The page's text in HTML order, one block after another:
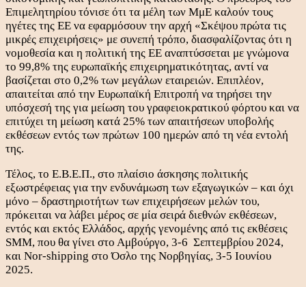
Επιμελητηρίου τόνισε ότι τα μέλη των ΜμΕ καλούν τους
ηγέτες της ΕΕ να εφαρμόσουν την αρχή «Σκέψου πρώτα τις
μικρές επιχειρήσεις» με συνεπή τρόπο, διασφαλίζοντας ότι η
νομοθεσία και η πολιτική της ΕΕ αναπτύσσεται με γνώμονα
το 99,8% της ευρωπαϊκής επιχειρηματικότητας, αντί να
βασίζεται στο 0,2% των μεγάλων εταιρειών. Επιπλέον,
απαιτείται από την Ευρωπαϊκή Επιτροπή να τηρήσει την
υπόσχεσή της για μείωση του γραφειοκρατικού φόρτου και να
επιτύχει τη μείωση κατά 25% των απαιτήσεων υποβολής
εκθέσεων εντός των πρώτων 100 ημερών από τη νέα εντολή
της.
Τέλος, το Ε.Β.Ε.Π., στο πλαίσιο άσκησης πολιτικής
εξωστρέφειας για την ενδυνάμωση των εξαγωγικών – και όχι
μόνο – δραστηριοτήτων των επιχειρήσεων μελών του,
πρόκειται να λάβει μέρος σε μία σειρά διεθνών εκθέσεων,
εντός και εκτός Ελλάδος, αρχής γενομένης από τις εκθέσεις
SMM, που θα γίνει στο Αμβούργο, 3-6 Σεπτεμβρίου 2024,
και Nor-shipping στο Όσλο της Νορβηγίας, 3-5 Ιουνίου
2025.